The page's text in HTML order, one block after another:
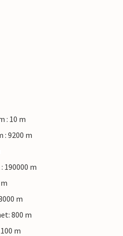
: 10 m
: 9200 m
190000 m
m
800 m
m